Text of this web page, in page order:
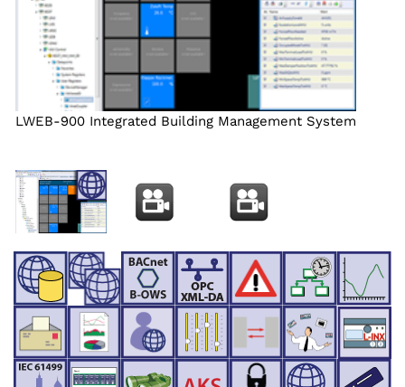
LWEB-900 Integrated Building Management System